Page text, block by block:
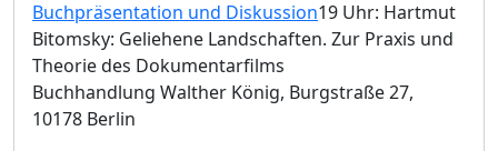
Buchpräsentation und Diskussion19 Uhr: Hartmut
Bitomsky: Geliehene Landschaften. Zur Praxis und
Theorie des Dokumentarfilms
Buchhandlung Walther König, Burgstraße 27,
10178 Berlin